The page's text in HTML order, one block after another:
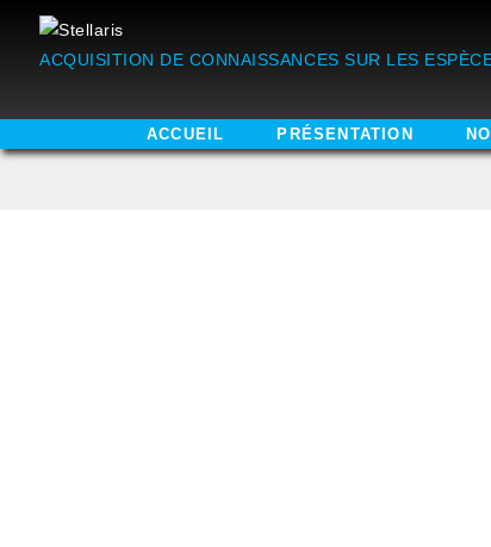
ACQUISITION DE CONNAISSANCES SUR LES
ACCUEIL PRÉSENTATION